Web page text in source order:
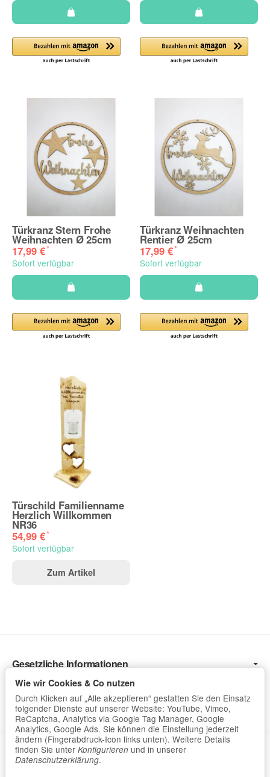
Türkranz Stern Frohe
Weihnachten Ø 25cm
17,99 €*
Sofort verfügbar
Türkranz Weihnachten
Rentier Ø 25cm
17,99 €*
Sofort verfügbar
Türschild Familienname
Herzlich Willkommen
NR36
54,99 €*
Sofort verfügbar
Zum Artikel
Gesetzliche Informationen
Wir Versenden mit
Hilfreich
Datenschutzerklärung •Impressum
Wie wir Cookies & Co nutzen
Durch Klicken auf „Alle akzeptieren“ gestatten Sie den Einsatz
folgender Dienste auf unserer Website: YouTube, Vimeo,
ReCaptcha, Analytics via Google Tag Manager, Google
Analytics, Google Ads. Sie können die Einstellung jederzeit
ändern (Fingerabdruck-Icon links unten). Weitere Details
finden Sie unter Konfigurieren und in unserer
Datenschutzerklärung.